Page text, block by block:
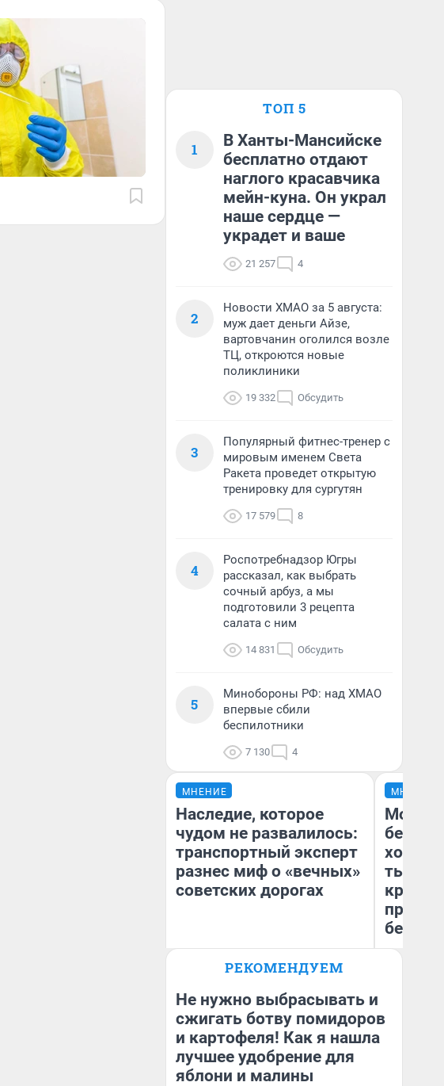
ТОП 5
1
В Ханты-Мансийске
бесплатно отдают
наглого красавчика
мейн-куна. Он украл
наше сердце —
украдет и ваше
21 257 4
2
Новости ХМАО за 5 августа:
муж дает деньги Айзе,
вартовчанин оголился возле
ТЦ, откроются новые
поликлиники
19 332 Обсудить
3
Популярный фитнес-тренер с
мировым именем Света
Ракета проведет открытую
тренировку для сургутян
17 579 8
4
Роспотребнадзор Югры
рассказал, как выбрать
сочный арбуз, а мы
подготовили 3 рецепта
салата с ним
14 831 Обсудить
5
Минобороны РФ: над ХМАО
впервые сбили
беспилотники
7 130 4
МНЕНИЕ
Наследие, которое
чудом не развалилось:
транспортный эксперт
разнес миф о «вечных»
советских дорогах
Блогер, предприниматель,
бизнесе
МНЕНИЕ
Мой
хотела
тысяч,
РЕКОМЕНДУЕМ
Не нужно выбрасывать и
сжигать ботву помидоров
и картофеля! Как я нашла
лучшее удобрение для
яблони и малины